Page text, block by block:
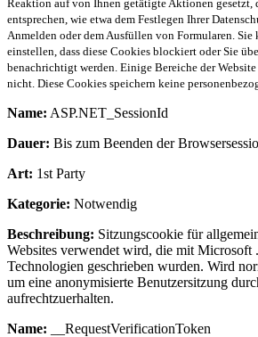
Reaktion auf von Ihnen getätigte Aktionen gesetzt,
entsprechen, wie etwa dem Festlegen Ihrer
Anmelden oder dem Ausfüllen von Formularen. Sie
einstellen, dass diese Cookies blockiert oder Sie
benachrichtigt werden. Einige Bereiche der
nicht. Diese Cookies speichern keine
Name: ASP.NET_SessionId
Dauer: Bis zum Beenden der
Art: 1st Party
Kategorie: Notwendig
Beschreibung: Sitzungscookie für
Websites verwendet wird, die mit Microsoft
Technologien geschrieben wurden. Wird
um eine anonymisierte Benutzersitzung
aufrechtzuerhalten.
Name: __RequestVerificationToken